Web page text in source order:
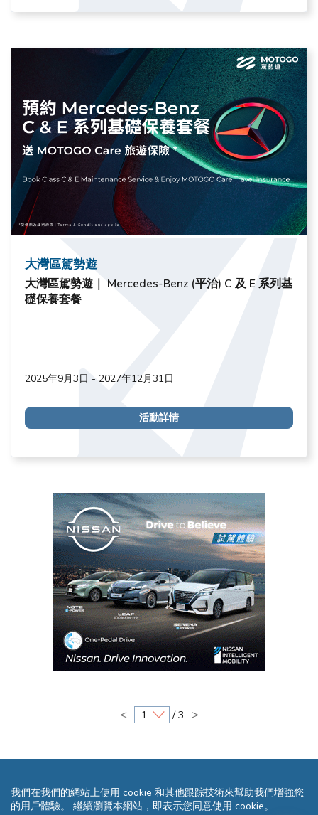
大灣區駕勢遊
大灣區駕勢遊｜ Mercedes-Benz (平治) C 及 E 系列基
礎保養套餐
2025年9月3日 - 2027年12月31日
活動詳情
< / 3 >
我們在我們的網站上使用 cookie 和其他跟踪技術來幫助我們增強您
的用戶體驗。 繼續瀏覽本網站，即表示您同意使用 cookie。